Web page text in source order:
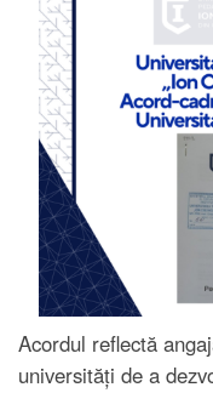
Acordul reflectă
universități de a